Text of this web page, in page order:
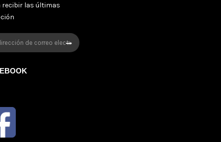
recibir las últimas